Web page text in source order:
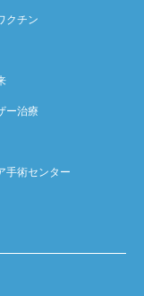
クチン
ー治療
手術センター